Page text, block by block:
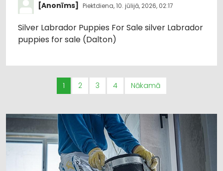
[Anonīms] Piektdiena, 10. jūlijā, 2026, 02:17
Silver Labrador Puppies For Sale silver Labrador
puppies for sale (Dalton)
1 2 3 4 Nākamā